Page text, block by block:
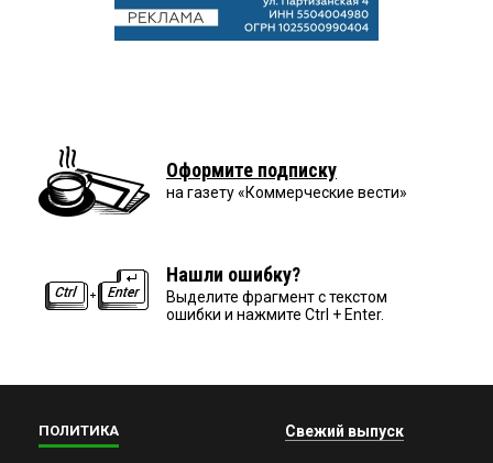
Оформите подписку
на газету «Коммерческие вести»
Нашли ошибку?
Выделите фрагмент с текстом
ошибки и нажмите Ctrl + Enter.
ПОЛИТИКА Свежий выпуск